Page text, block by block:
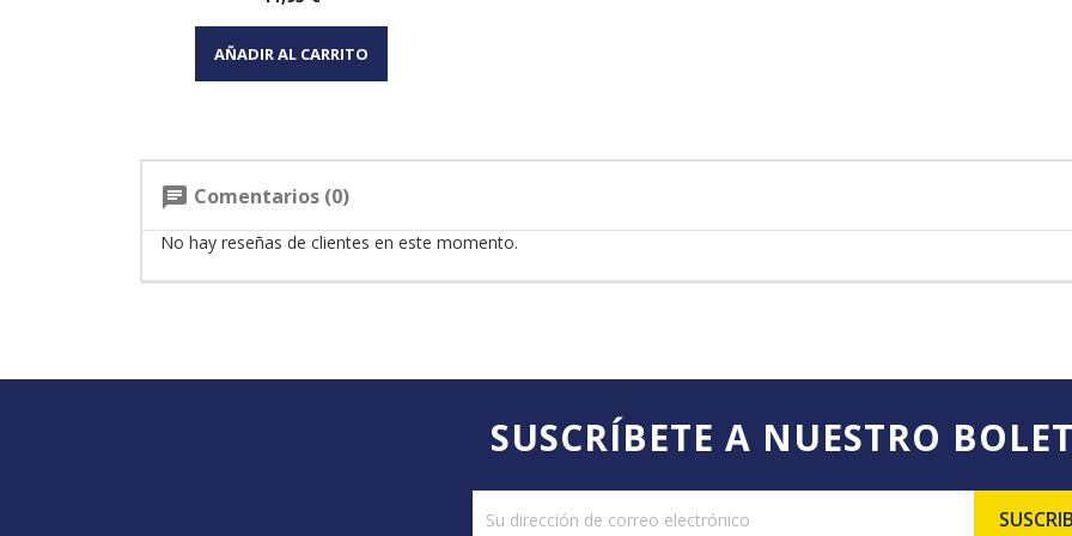
Vista rápida
AÑADIR AL CARRITO
chat Comentarios (0)
No hay reseñas de clientes en este momento.
SUSCRÍBETE A NUESTRO